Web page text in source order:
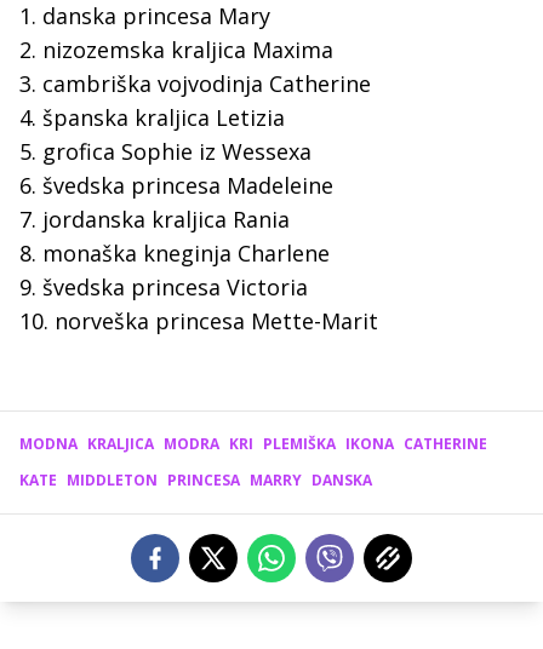
1. danska princesa Mary
2. nizozemska kraljica Maxima
3. cambriška vojvodinja Catherine
4. španska kraljica Letizia
5. grofica Sophie iz Wessexa
6. švedska princesa Madeleine
7. jordanska kraljica Rania
8. monaška kneginja Charlene
9. švedska princesa Victoria
10. norveška princesa Mette-Marit
MODNA KRALJICA MODRA KRI PLEMIŠKA IKONA CATHERINE
KATE MIDDLETON PRINCESA MARRY DANSKA